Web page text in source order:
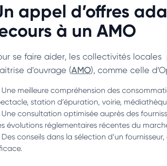
appel d’offres
à un AMO
se faire aider, les collectivités
d’ouvrage (AMO), comme celle
Une meilleure compréhension des
station d’épuration, voirie,
Une consultation optimisée auprès des
évolutions réglementaires récentes du
Des conseils dans la sélection d’un